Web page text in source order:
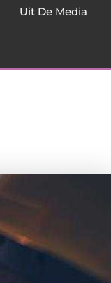
Uit De Media